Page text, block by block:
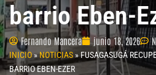
barrio Eben-
Fernando Mancera junio 18, 2026
INICIO»NOTICIAS»FUSAGASUGÁ
BARRIO EBEN-EZER